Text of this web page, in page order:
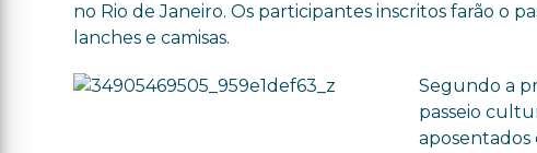
no Rio de Janeiro. Os participantes inscritos farão o
lanches e camisas.
Segundo a
passeio
aposentados